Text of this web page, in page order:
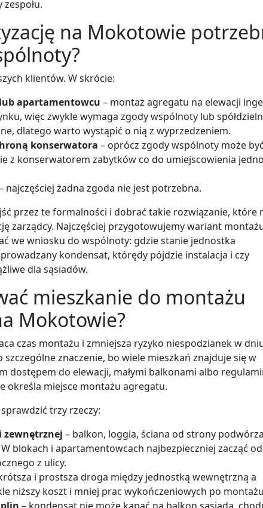
na Mokotowie
klientów. W skrócie:
apartamentowcu – montaż agregatu na elewacji
więc zwykle wymaga zgody wspólnoty lub
dlatego warto wystąpić o nią z wyprzedzeniem.
konserwatora – oprócz zgody wspólnoty może być
z konserwatorem zabytków co do umiejscowienia
najczęściej żadna zgoda nie jest potrzebna.
przez te formalności i dobrać takie rozwiązanie, które
zarządcy. Najczęściej przygotowujemy wariant
we wniosku do wspólnoty: gdzie stanie jednostka
kondensat, którędy pójdzie instalacja i czy
dla sąsiadów.
mieszkanie do montażu
Mokotowie?
czas montażu i zmniejsza ryzyko niespodzianek w
znaczenie, bo wiele mieszkań znajduje się w
dostępem do elewacji, małymi balkonami albo
określa miejsce montażu agregatu.
trzy rzeczy:
zewnętrznej – balkon, loggia, ściana od strony podwórza
blokach i apartamentowcach najbezpieczniej zacząć od
z ulicy.
i prostsza droga między jednostką wewnętrzną a
niższy koszt i mniej prac wykończeniowych po